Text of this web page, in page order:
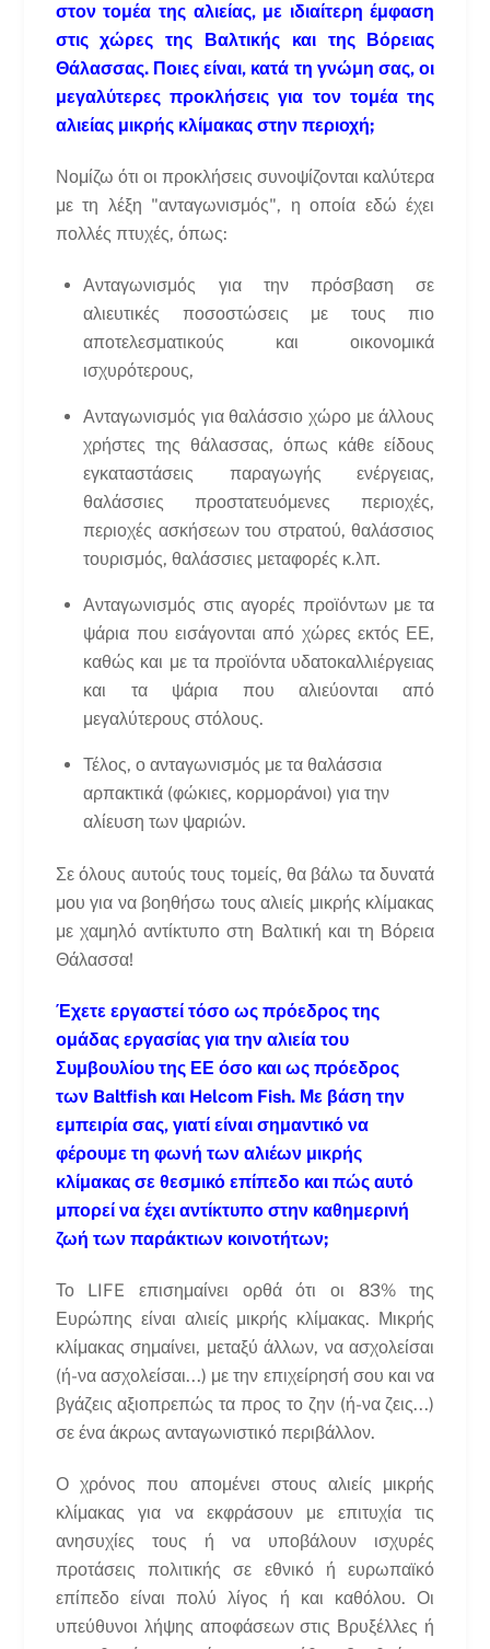
στον τομέα της αλιείας, με ιδιαίτερη έμφαση
στις χώρες της Βαλτικής και της Βόρειας
Θάλασσας. Ποιες είναι, κατά τη γνώμη σας, οι
μεγαλύτερες προκλήσεις για τον τομέα της
αλιείας μικρής κλίμακας στην περιοχή;
Νομίζω ότι οι προκλήσεις συνοψίζονται καλύτερα
με τη λέξη "ανταγωνισμός", η οποία εδώ έχει
πολλές πτυχές, όπως:
Ανταγωνισμός για την πρόσβαση σε
αλιευτικές ποσοστώσεις με τους πιο
αποτελεσματικούς και οικονομικά
ισχυρότερους,
Ανταγωνισμός για θαλάσσιο χώρο με άλλους
χρήστες της θάλασσας, όπως κάθε είδους
εγκαταστάσεις παραγωγής ενέργειας,
θαλάσσιες προστατευόμενες περιοχές,
περιοχές ασκήσεων του στρατού, θαλάσσιος
τουρισμός, θαλάσσιες μεταφορές κ.λπ.
Ανταγωνισμός στις αγορές προϊόντων με τα
ψάρια που εισάγονται από χώρες εκτός ΕΕ,
καθώς και με τα προϊόντα υδατοκαλλιέργειας
και τα ψάρια που αλιεύονται από
μεγαλύτερους στόλους.
Τέλος, ο ανταγωνισμός με τα θαλάσσια
αρπακτικά (φώκιες, κορμοράνοι) για την
αλίευση των ψαριών.
Σε όλους αυτούς τους τομείς, θα βάλω τα δυνατά
μου για να βοηθήσω τους αλιείς μικρής κλίμακας
με χαμηλό αντίκτυπο στη Βαλτική και τη Βόρεια
Θάλασσα!
Έχετε εργαστεί τόσο ως πρόεδρος της
ομάδας εργασίας για την αλιεία του
Συμβουλίου της ΕΕ όσο και ως πρόεδρος
των Baltfish και Helcom Fish. Με βάση την
εμπειρία σας, γιατί είναι σημαντικό να
φέρουμε τη φωνή των αλιέων μικρής
κλίμακας σε θεσμικό επίπεδο και πώς αυτό
μπορεί να έχει αντίκτυπο στην καθημερινή
ζωή των παράκτιων κοινοτήτων;
Το LIFE επισημαίνει ορθά ότι οι 83% της
Ευρώπης είναι αλιείς μικρής κλίμακας. Μικρής
κλίμακας σημαίνει, μεταξύ άλλων, να ασχολείσαι
(ή-να ασχολείσαι...) με την επιχείρησή σου και να
βγάζεις αξιοπρεπώς τα προς το ζην (ή-να ζεις...)
σε ένα άκρως ανταγωνιστικό περιβάλλον.
Ο χρόνος που απομένει στους αλιείς μικρής
κλίμακας για να εκφράσουν με επιτυχία τις
ανησυχίες τους ή να υποβάλουν ισχυρές
προτάσεις πολιτικής σε εθνικό ή ευρωπαϊκό
επίπεδο είναι πολύ λίγος ή και καθόλου. Οι
υπεύθυνοι λήψης αποφάσεων στις Βρυξέλλες ή